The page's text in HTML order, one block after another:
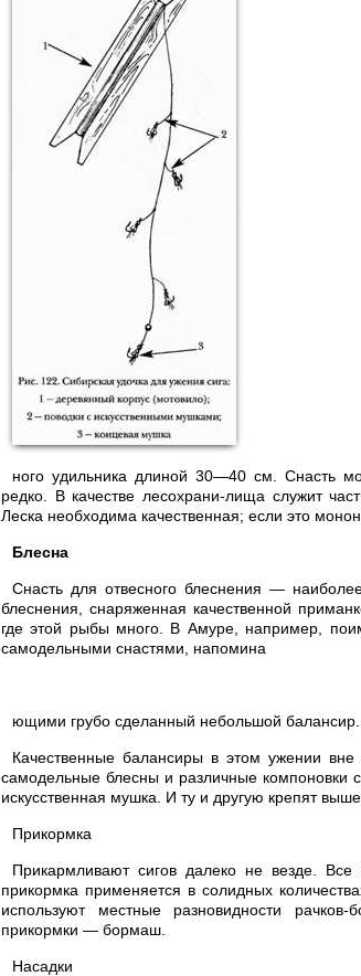
ного удильника длиной 30—40 см. Снасть
редко. В качестве лесохрани-лища служит
Леска необходима качественная; если это
Блесна
Снасть для отвесного блеснения —
блеснения, снаряженная качественной
где этой рыбы много. В Амуре, например,
самодельными снастями, напомина
ющими грубо сделанный небольшой балансир.
Качественные балансиры в этом ужении
самодельные блесны и различные
искусственная мушка. И ту и другую крепят
Прикормка
Прикармливают сигов далеко не везде.
прикормка применяется в солидных
используют местные разновидности
прикормки — бормаш.
Насадки